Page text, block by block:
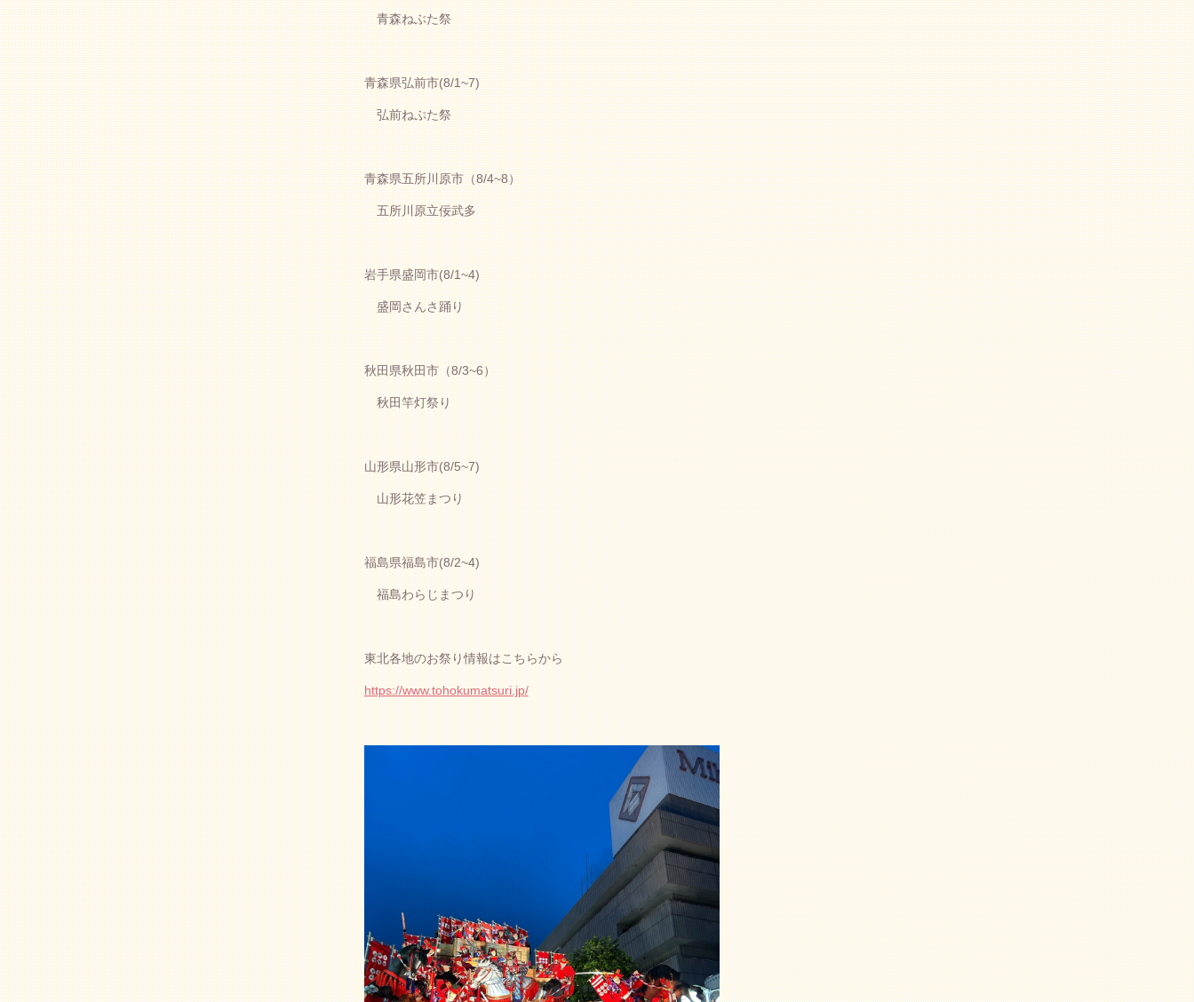
青森ねぶた祭
青森県弘前市(8/1~7)
弘前ねぷた祭
青森県五所川原市（8/4~8）
五所川原立佞武多
岩手県盛岡市(8/1~4)
盛岡さんさ踊り
秋田県秋田市（8/3~6）
秋田竿灯祭り
山形県山形市(8/5~7)
山形花笠まつり
福島県福島市(8/2~4)
福島わらじまつり
東北各地のお祭り情報はこちらから
https://www.tohokumatsuri.jp/